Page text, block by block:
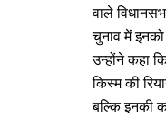
वाले
चुनाव में
उन्होंने कहा
किस्म की
बल्कि इनकी